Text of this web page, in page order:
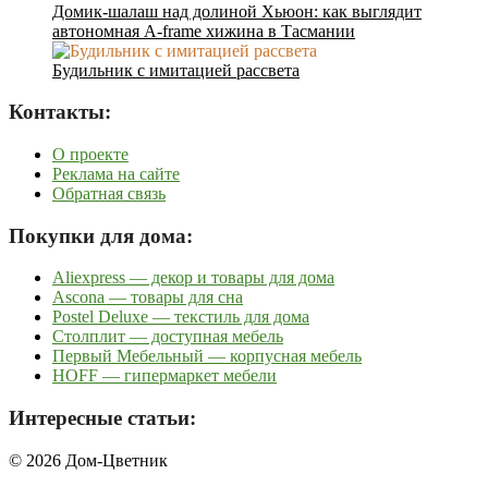
Домик-шалаш над долиной Хьюон: как выглядит
автономная A-frame хижина в Тасмании
Будильник с имитацией рассвета
Контакты:
О проекте
Реклама на сайте
Обратная связь
Покупки для дома:
Aliexpress — декор и товары для дома
Ascona — товары для сна
Postel Deluxe — текстиль для дома
Столплит — доступная мебель
Первый Мебельный — корпусная мебель
HOFF — гипермаркет мебели
Интересные статьи:
© 2026 Дом-Цветник